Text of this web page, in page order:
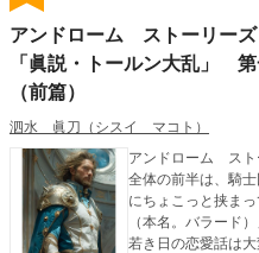
アンドローム ストーリー
「眞説・トールン大乱」
（前篇）
泗水 眞刀（シスイ マコト）
アンドローム スト
全体の前半は、騎
にちょこっと挟ま
（本名。バラード
若き日の恋愛話は